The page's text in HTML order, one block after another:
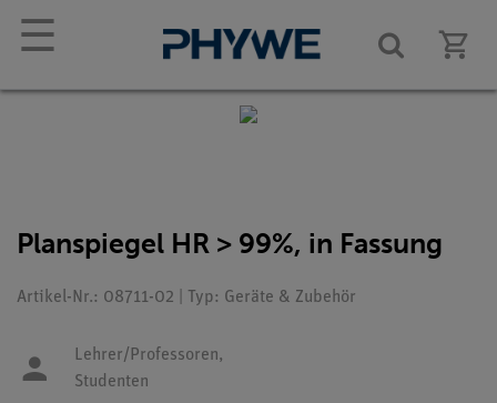
☰
Planspiegel HR > 99%, in Fassung
Artikel-Nr.: 08711-02 | Typ: Geräte & Zubehör
Lehrer/Professoren,
Studenten